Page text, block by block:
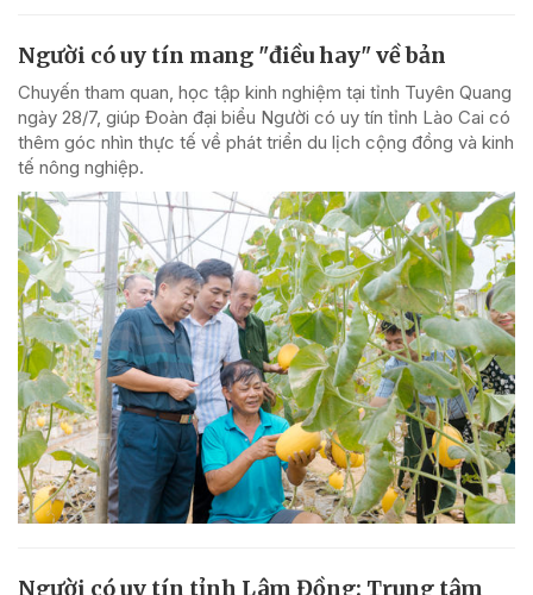
Người có uy tín mang "điều hay" về bản
Chuyến tham quan, học tập kinh nghiệm tại tỉnh Tuyên Quang
ngày 28/7, giúp Đoàn đại biểu Người có uy tín tỉnh Lào Cai có
thêm góc nhìn thực tế về phát triển du lịch cộng đồng và kinh
tế nông nghiệp.
Người có uy tín tỉnh Lâm Đồng: Trung tâm